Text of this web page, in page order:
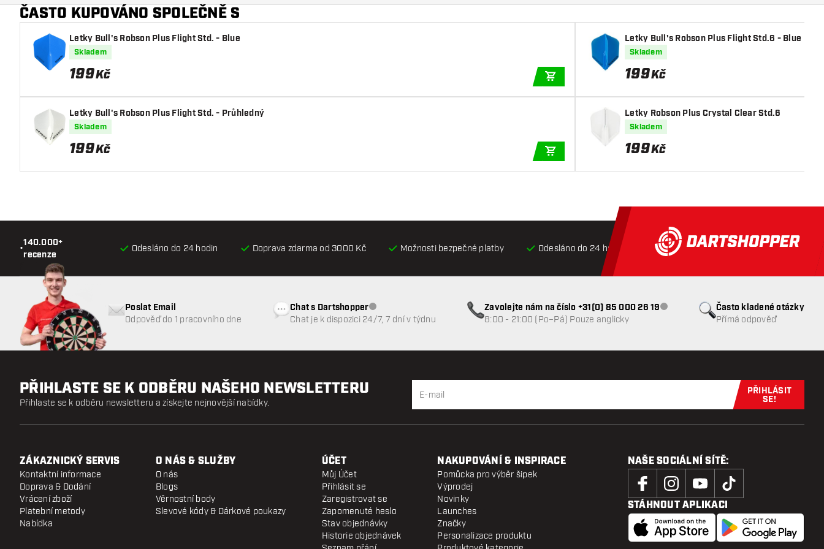
ČASTO KUPOVÁNO SPOLEČNĚ S
Letky Bull's Robson Plus Flight Std. - Blue
Skladem
199Kč
Letky Bull's Robson Plus Flight Std. - Průhledný
Skladem
199Kč
Letky Bull's Robson Plus Flight Std.6 - Blue
Skladem
199Kč
Letky Robson Plus Crystal Clear Std.6
Skladem
199Kč
•
140.000+
recenze
Odesláno do 24 hodin Doprava zdarma od 3000 Kč Možnosti bezpečné platby Odesláno do 24 hodin Doprava zdarma od 3000 Kč
Často kladené otázky
Přímá odpověď
Poslat Email
Odpověď do 1 pracovního dne
Chat s DartshopperZákaznický servis nedostupný
Chat je k dispozici 24/7, 7 dní v týdnu
Zavolejte nám na číslo +31(0) 85 000 26 19Zákaznický servis nedostupný
8:00 - 21:00 (Po–Pá) Pouze anglicky
PŘIHLASTE SE K ODBĚRU NAŠEHO NEWSLETTERU
Přihlaste se k odběru newsletteru a získejte nejnovější nabídky.
Přihlaste se
PŘIHLÁSIT
SE!
ZÁKAZNICKÝ SERVIS
Kontaktní informace
Doprava & Dodání
Vrácení zboží
Platební metody
Nabídka
O NÁS & SLUŽBY
O nás
Blogs
Věrnostní body
Slevové kódy & Dárkové poukazy
ÚČET
Můj Účet
Přihlásit se
Zaregistrovat se
Zapomenuté heslo
Stav objednávky
Historie objednávek
NAKUPOVÁNÍ & INSPIRACE
Pomůcka pro výběr šipek
Výprodej
Novinky
Launches
Značky
Personalizace produktu
NAŠE SOCIÁLNÍ SÍTĚ:
STÁHNOUT APLIKACI